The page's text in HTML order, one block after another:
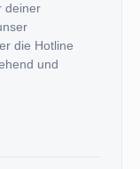
deiner
die Hotline
und